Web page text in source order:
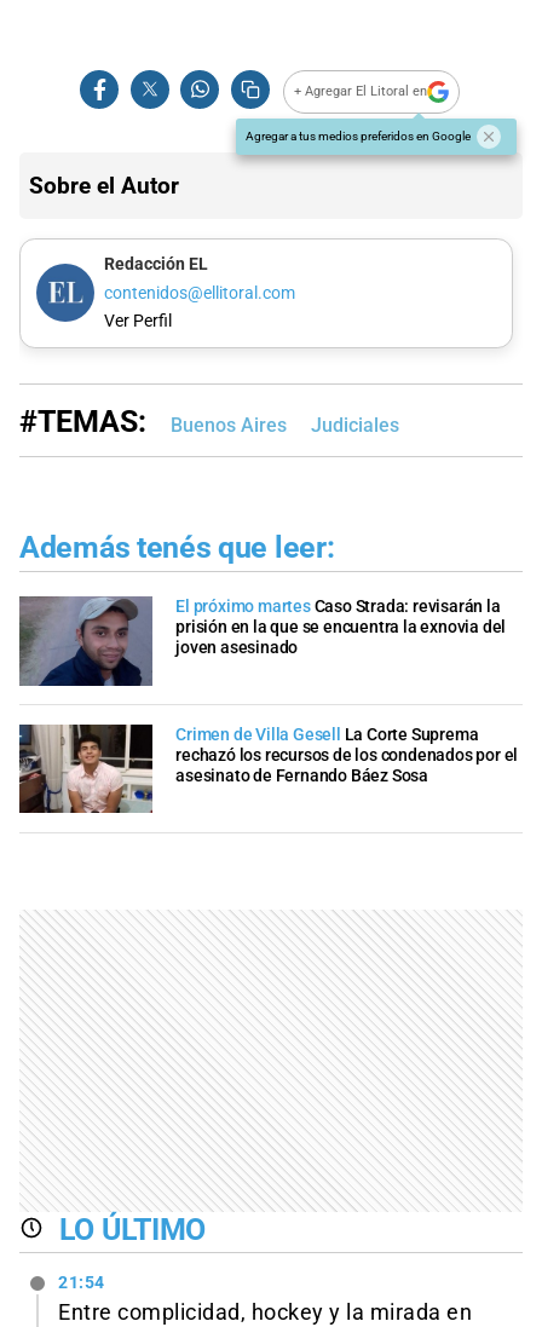
+ Agregar El Litoral en
Agregar a tus medios preferidos en Google
Sobre el Autor
Redacción EL
contenidos@ellitoral.com
Ver Perfil
#TEMAS: Buenos Aires Judiciales
Además tenés que leer:
El próximo martesCaso Strada: revisarán la
prisión en la que se encuentra la exnovia del
joven asesinado
Crimen de Villa Gesell
La Corte Suprema
rechazó los recursos de los condenados por el
asesinato de Fernando Báez Sosa
LO ÚLTIMO
21:54
Entre complicidad, hockey y la mirada en